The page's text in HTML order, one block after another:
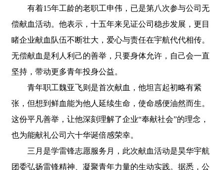
有着15年工龄的老职工申伟，已是第八次参与公司无
偿献血活动。他表示，十五年来见证公司稳步发展，更目
睹企业献血队伍不断壮大，爱心与责任在宇航代代相传。
无偿献血是利人利己的善举，只要身体允许，自己会一直
坚持，带动更多青年投身公益。
青年职工魏亚飞则是首次献血，他坦言起初略有紧
张，但想到鲜血能为他人延续生命，使命感便油然而生。
这份平凡善举，让他深刻理解了企业“奉献社会”的理念，
也为能献礼公司六十华诞倍感荣幸。
三月是学雷锋志愿服务月，此次献血活动是昊华宇航
团委弘扬雷锋精神、凝聚青年力量的生动实践。据悉，公